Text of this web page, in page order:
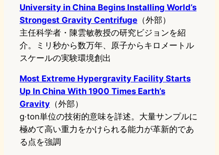
University in China Begins Installing World’s
Strongest Gravity Centrifuge （外部）
主任科学者・陳雲敏教授の研究ビジョンを紹
介。ミリ秒から数万年、原子からキロメートル
スケールの実験環境創出
Most Extreme Hypergravity Facility Starts
Up In China With 1900 Times Earth’s
Gravity （外部）
g·ton単位の技術的意味を詳述。大量サンプルに
極めて高い重力をかけられる能力が革新的であ
る点を強調